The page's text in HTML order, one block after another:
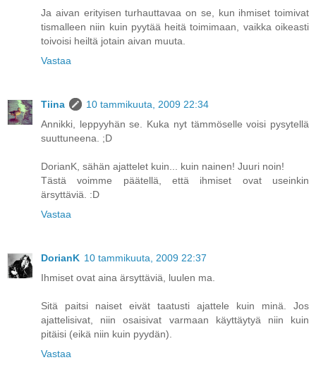
Ja aivan erityisen turhauttavaa on se, kun ihmiset toimivat
tismalleen niin kuin pyytää heitä toimimaan, vaikka oikeasti
toivoisi heiltä jotain aivan muuta.
Vastaa
Tiina
10 tammikuuta, 2009 22:34
Annikki, leppyyhän se. Kuka nyt tämmöselle voisi pysytellä
suuttuneena. ;D
DorianK, sähän ajattelet kuin... kuin nainen! Juuri noin!
Tästä voimme päätellä, että ihmiset ovat useinkin
ärsyttäviä. :D
Vastaa
DorianK 10 tammikuuta, 2009 22:37
Ihmiset ovat aina ärsyttäviä, luulen ma.
Sitä paitsi naiset eivät taatusti ajattele kuin minä. Jos
ajattelisivat, niin osaisivat varmaan käyttäytyä niin kuin
pitäisi (eikä niin kuin pyydän).
Vastaa